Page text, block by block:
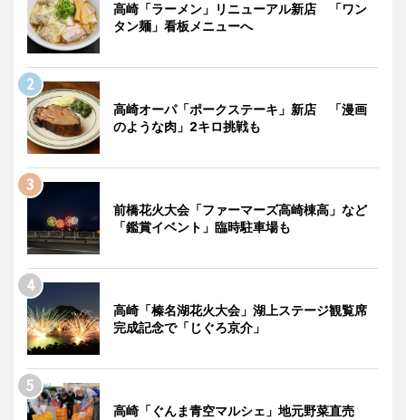
高崎「ラーメン」リニューアル新店 「ワン
タン麺」看板メニューへ
高崎オーパ「ポークステーキ」新店 「漫画
のような肉」2キロ挑戦も
前橋花火大会「ファーマーズ高崎棟高」など
「鑑賞イベント」臨時駐車場も
高崎「榛名湖花火大会」湖上ステージ観覧席
完成記念で「じぐろ京介」
高崎「ぐんま青空マルシェ」地元野菜直売